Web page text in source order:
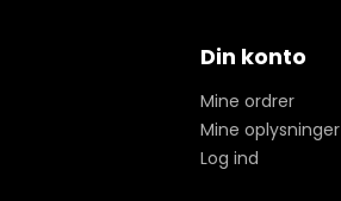
Din konto
Mine ordrer
Mine oplysninger
Log ind